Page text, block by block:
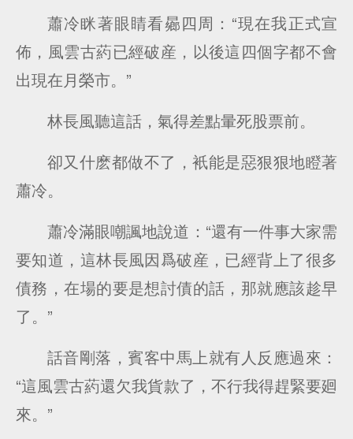
蕭冷眯著眼睛看曏四周：“現在我正式宣
佈，風雲古葯已經破産，以後這四個字都不會
出現在月榮市。”
林長風聽這話，氣得差點暈死股票前。
卻又什麽都做不了，衹能是惡狠狠地瞪著
蕭冷。
蕭冷滿眼嘲諷地說道：“還有一件事大家需
要知道，這林長風因爲破産，已經背上了很多
債務，在場的要是想討債的話，那就應該趁早
了。”
話音剛落，賓客中馬上就有人反應過來：
“這風雲古葯還欠我貨款了，不行我得趕緊要廻
來。”